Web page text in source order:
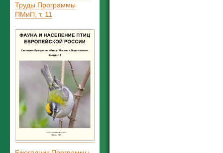
Труды Программы
ПМиП, т. 11